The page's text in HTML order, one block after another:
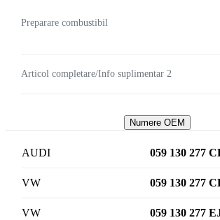
Preparare combustibil
Articol completare/Info suplimentar 2
Numere OEM
AUDI 059 130 277
VW 059 130 277
VW 059 130 277